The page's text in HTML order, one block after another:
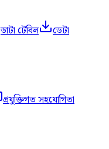
ডাটা টেবিল
ডেটা
প্রযুক্তিগত সহযোগিতা